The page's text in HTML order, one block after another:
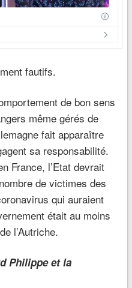
fautifs.
de bon sens
même gérés de
fait apparaître
sa responsabilité.
France, l’Etat devrait
de victimes des
qui auraient
était au moins
l’Autriche.
Philippe et la